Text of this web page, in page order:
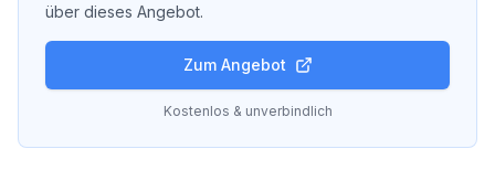
über dieses Angebot.
Zum Angebot
Kostenlos & unverbindlich